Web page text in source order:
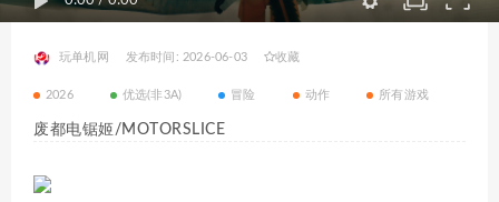
玩单机网 发布时间: 2026-06-03 收藏
2026 优选(非3A) 冒险 动作 所有游戏
废都电锯姬/MOTORSLICE